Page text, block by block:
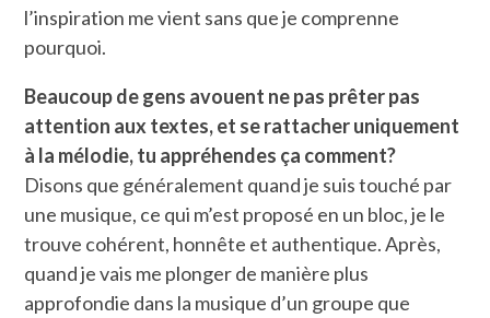
l’inspiration me vient sans que je comprenne
pourquoi.
Beaucoup de gens avouent ne pas prêter pas
attention aux textes, et se rattacher uniquement
à la mélodie, tu appréhendes ça comment?
Disons que généralement quand je suis touché par
une musique, ce qui m’est proposé en un bloc, je le
trouve cohérent, honnête et authentique. Après,
quand je vais me plonger de manière plus
approfondie dans la musique d’un groupe que